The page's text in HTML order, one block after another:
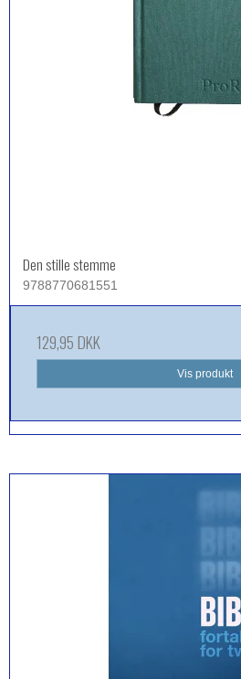
Den stille stemme
9788770681551
129,95 DKK
Vis produkt